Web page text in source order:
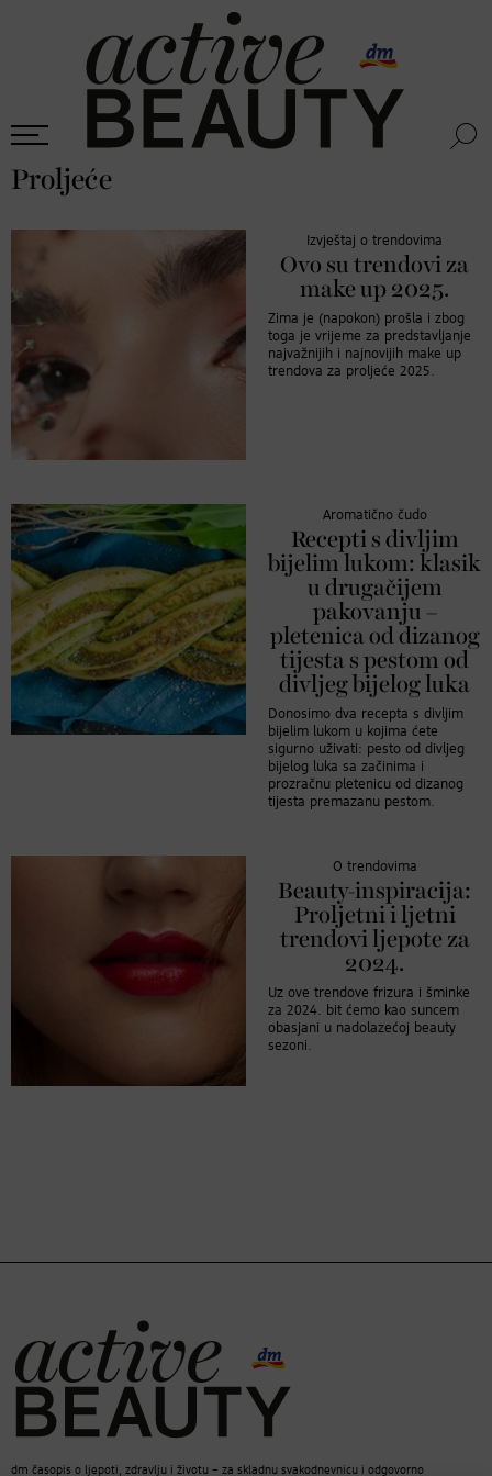
Proljeće
Izvještaj o trendovima
Ovo su trendovi za
make up 2025.
Zima je (napokon) prošla i zbog
toga je vrijeme za predstavljanje
najvažnijih i najnovijih make up
trendova za proljeće 2025.
Aromatično čudo
Recepti s divljim
bijelim lukom: klasik
u drugačijem
pakovanju –
pletenica od dizanog
tijesta s pestom od
divljeg bijelog luka
Donosimo dva recepta s divljim
bijelim lukom u kojima ćete
sigurno uživati: pesto od divljeg
bijelog luka sa začinima i
prozračnu pletenicu od dizanog
tijesta premazanu pestom.
O trendovima
Beauty-inspiracija:
Proljetni i ljetni
trendovi ljepote za
2024.
Uz ove trendove frizura i šminke
za 2024. bit ćemo kao suncem
obasjani u nadolazećoj beauty
sezoni.
dm časopis o ljepoti, zdravlju i životu – za skladnu svakodnevnicu i odgovorno